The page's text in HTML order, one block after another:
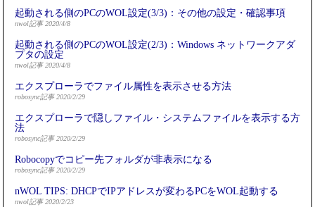
起動される側のPCのWOL設定(3/3)：その他の設定・確認事項
nwol記事 2020/4/8
起動される側のPCのWOL設定(2/3)：Windows ネットワークアダ
プタの設定
nwol記事 2020/4/8
エクスプローラでファイル属性を表示させる方法
robosync記事 2020/2/29
エクスプローラで隠しファイル・システムファイルを表示する方
法
robosync記事 2020/2/29
Robocopyでコピー先フォルダが非表示になる
robosync記事 2020/2/29
nWOL TIPS: DHCPでIPアドレスが変わるPCをWOL起動する
nwol記事 2020/2/23